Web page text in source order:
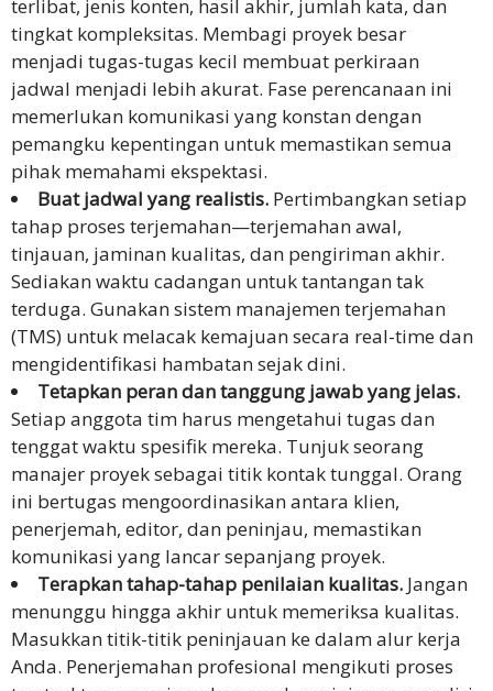
terlibat, jenis konten, hasil akhir, jumlah kata, dan
tingkat kompleksitas. Membagi proyek besar
menjadi tugas-tugas kecil membuat perkiraan
jadwal menjadi lebih akurat. Fase perencanaan ini
memerlukan komunikasi yang konstan dengan
pemangku kepentingan untuk memastikan semua
pihak memahami ekspektasi.
Buat jadwal yang realistis. Pertimbangkan setiap
tahap proses terjemahan—terjemahan awal,
tinjauan, jaminan kualitas, dan pengiriman akhir.
Sediakan waktu cadangan untuk tantangan tak
terduga. Gunakan sistem manajemen terjemahan
(TMS) untuk melacak kemajuan secara real-time dan
mengidentifikasi hambatan sejak dini.
Tetapkan peran dan tanggung jawab yang jelas.
Setiap anggota tim harus mengetahui tugas dan
tenggat waktu spesifik mereka. Tunjuk seorang
manajer proyek sebagai titik kontak tunggal. Orang
ini bertugas mengoordinasikan antara klien,
penerjemah, editor, dan peninjau, memastikan
komunikasi yang lancar sepanjang proyek.
Terapkan tahap-tahap penilaian kualitas. Jangan
menunggu hingga akhir untuk memeriksa kualitas.
Masukkan titik-titik peninjauan ke dalam alur kerja
Anda. Penerjemahan profesional mengikuti proses